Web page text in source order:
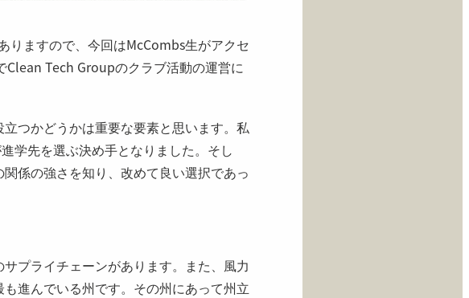
りますので、今回はMcCombs生がアクセ
Tech Groupのクラブ活動の運営に
つかどうかは重要な要素と思います。私
学先を選ぶ決め手となりました。そし
係の強さを知り、改めて良い選択であっ
プライチェーンがあります。また、風力
進んでいる州です。その州にあって州立